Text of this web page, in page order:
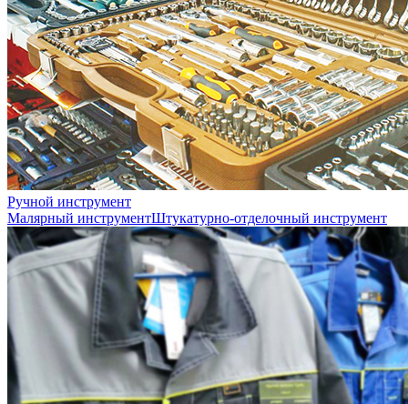
Ручной инструмент
Малярный инструментШтукатурно-отделочный инструмент